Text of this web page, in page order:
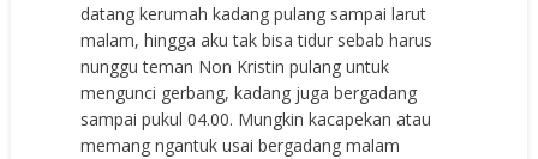
datang kerumah kadang pulang sampai larut
malam, hingga aku tak bisa tidur sebab harus
nunggu teman Non Kristin pulang untuk
mengunci gerbang, kadang juga bergadang
sampai pukul 04.00. Mungkin kacapekan atau
memang ngantuk usai bergadang malam